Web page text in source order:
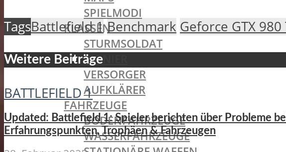
SPIELMODI
KLASSEN
STURMSOLDAT
PIONIER
VERSORGER
AUFKLÄRER
FAHRZEUGE
BODENFAHRZEUGE
WASSERFAHRZEUGE
TagsBattlefield 1 Benchmark Geforce GTX 980
Weitere Beiträge
BATTLEFIELD 1
Updated: Battlefield 1: Spieler berichten über Probleme
Erfahrungspunkten, Trophäen & Fahrzeugen